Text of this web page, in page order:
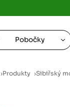
›Produkty ›Sibiřský
Pobočky
vybírat zde